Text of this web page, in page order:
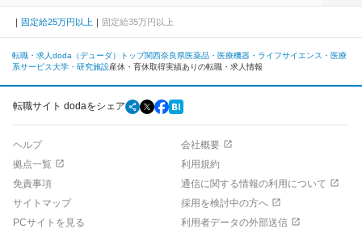
固定給25万円以上 固定給35万円以上
転職・求人doda（デューダ）トップ関西奈良県医薬品・医療機器・ライフサイエンス・医療
系サービス大学・研究施設産休・育休取得実績ありの転職・求人情報
転職サイト dodaをシェア
ヘルプ
会社概要
拠点一覧
利用規約
免責事項
通信に関する情報の利用について
サイトマップ
採用を検討中の方へ
PCサイトを見る
利用者データの外部送信